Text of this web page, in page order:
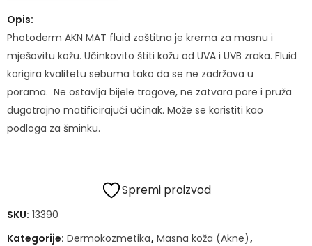
Opis:
Photoderm AKN MAT fluid zaštitna je krema za masnu i
mješovitu kožu. Učinkovito štiti kožu od UVA i UVB zraka. Fluid
korigira kvalitetu sebuma tako da se ne zadržava u
porama. Ne ostavlja bijele tragove, ne zatvara pore i pruža
dugotrajno matificirajući učinak. Može se koristiti kao
podloga za šminku.
Spremi proizvod
SKU: 13390
Kategorije: Dermokozmetika, Masna koža (Akne),